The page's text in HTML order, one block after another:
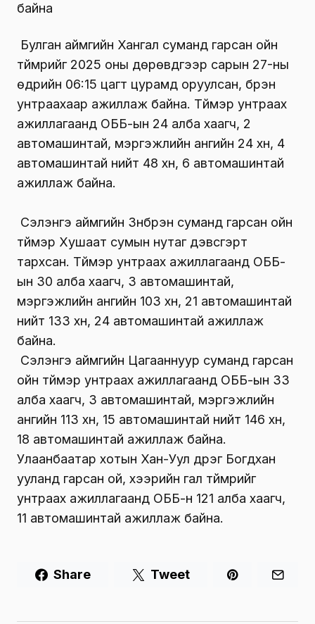
байна
Булган аймгийн Хангал суманд гарсан ойн
түймрийг 2025 оны дөрөвдүгээр сарын 27-ны
өдрийн 06:15 цагт цурамд оруулсан, бүрэн
унтраахаар ажиллаж байна. Түймэр унтраах
ажиллагаанд ОББ-ын 24 алба хаагч, 2
автомашинтай, мэргэжлийн ангийн 24 хүн, 4
автомашинтай нийт 48 хүн, 6 автомашинтай
ажиллаж байна.
Сэлэнгэ аймгийн Зүүнбүрэн суманд гарсан ойн
түймэр Хушаат сумын нутаг дэвсгэрт
тархсан. Түймэр унтраах ажиллагаанд ОББ-
ын 30 алба хаагч, 3 автомашинтай,
мэргэжлийн ангийн 103 хүн, 21 автомашинтай
нийт 133 хүн, 24 автомашинтай ажиллаж
байна.
Сэлэнгэ аймгийн Цагааннуур суманд гарсан
ойн түймэр унтраах ажиллагаанд ОББ-ын 33
алба хаагч, 3 автомашинтай, мэргэжлийн
ангийн 113 хүн, 15 автомашинтай нийт 146 хүн,
18 автомашинтай ажиллаж байна.
Улаанбаатар хотын Хан-Уул дүүрэг Богдхан
ууланд гарсан ой, хээрийн гал түймрийг
унтраах ажиллагаанд ОББ-н 121 алба хаагч,
11 автомашинтай ажиллаж байна.
Share Tweet